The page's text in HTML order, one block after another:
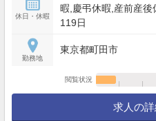
休日・休暇
暇,慶弔休暇,産前産
119日
勤務地
東京都町田市
閲覧状況
求人の